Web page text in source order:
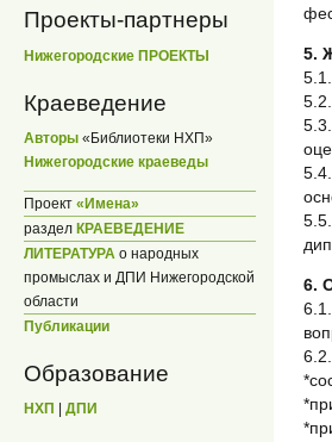
Проекты-партнеры
Нижегородские ПРОЕКТЫ
Краеведение
Авторы «Библиотеки НХП»
Нижегородские краеведы
Проект «Имена»
раздел КРАЕВЕДЕНИЕ
ЛИТЕРАТУРА о народных
промыслах и ДПИ Нижегородской
области
Публикации
Образование
НХП ДПИ
5.
6.